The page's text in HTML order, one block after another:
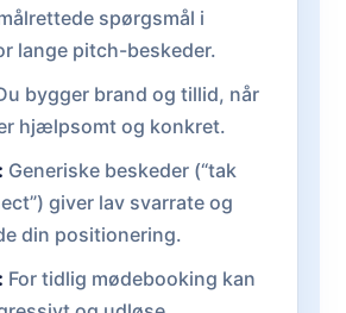
spørgsmål i
lange pitch-beskeder.
bygger brand og tillid, når
hjælpsomt og konkret.
Generiske beskeder (“tak
giver lav svarrate og
din positionering.
For tidlig mødebooking kan